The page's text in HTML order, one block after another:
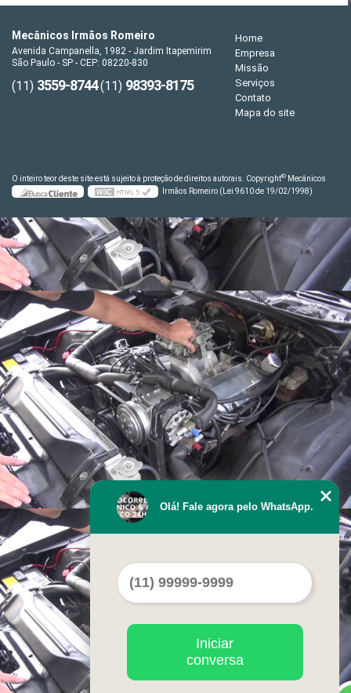
Mecânicos Irmãos Romeiro
Avenida Campanella, 1982 - Jardim Itapemirim
São Paulo - SP - CEP: 08220-830
(11) 3559-8744(11) 98393-8175
Home
Empresa
Missão
Serviços
Contato
Mapa do site
O inteiro teor deste site está sujeito à proteção de direitos autorais. Copyright© Mecânicos
Irmãos Romeiro (Lei 9610 de 19/02/1998)
Olá! Fale agora pelo WhatsApp.
Iniciar
conversa